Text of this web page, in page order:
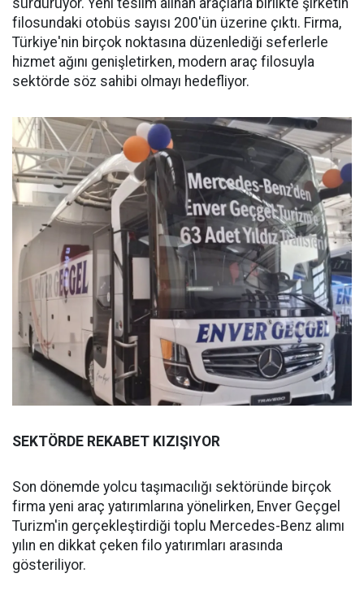
sürdürüyor. Yeni teslim alınan araçlarla birlikte şirketin
filosundaki otobüs sayısı 200'ün üzerine çıktı. Firma,
Türkiye'nin birçok noktasına düzenlediği seferlerle
hizmet ağını genişletirken, modern araç filosuyla
sektörde söz sahibi olmayı hedefliyor.
SEKTÖRDE REKABET KIZIŞIYOR
Son dönemde yolcu taşımacılığı sektöründe birçok
firma yeni araç yatırımlarına yönelirken, Enver Geçgel
Turizm'in gerçekleştirdiği toplu Mercedes-Benz alımı
yılın en dikkat çeken filo yatırımları arasında
gösteriliyor.